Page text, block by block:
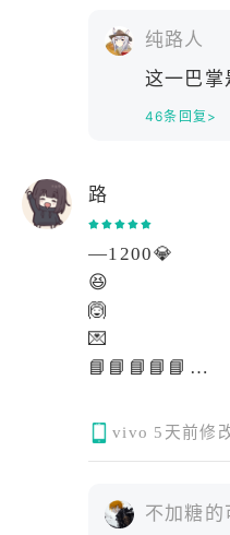
悟，原来
方，爱莉
嘿，白子
处，皆是
能做这样的梦
大家可以不必
眼神，和这个
手腕，我就不
体操服。这是
香之前，完完
上贴星星（真
气）我的妈呀
都能让人癫狂
不实装，她真
与其说体操服
体操服优香就
抛开这一切因
一数二的好女
是遇到不擅长
想和优香一起
能做这样的梦
纯路人
这一巴掌
46条回复>
路
—1200💎
😆
🙆
💌
📘📘📘📘📘
vivo 5天前修
不加糖的